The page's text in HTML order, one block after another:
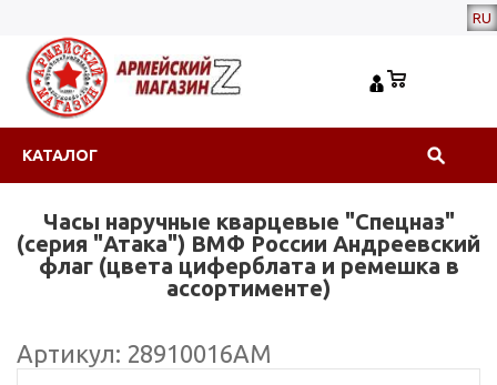
RU
КАТАЛОГ
Часы наручные кварцевые "Спецназ"
(серия "Атака") ВМФ России Андреевский
флаг (цвета циферблата и ремешка в
ассортименте)
Артикул: 28910016АМ